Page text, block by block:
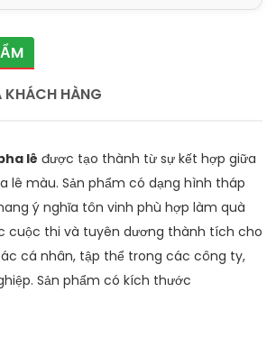
HÀNG
lê được tạo thành từ sự kết hợp giữa
lê màu. Sản phẩm có dạng hình tháp
ý nghĩa tôn vinh phù hợp làm quà
cuộc thi và tuyên dương thành tích cho
cá nhân, tập thể trong các công ty,
Sản phẩm có kích thước